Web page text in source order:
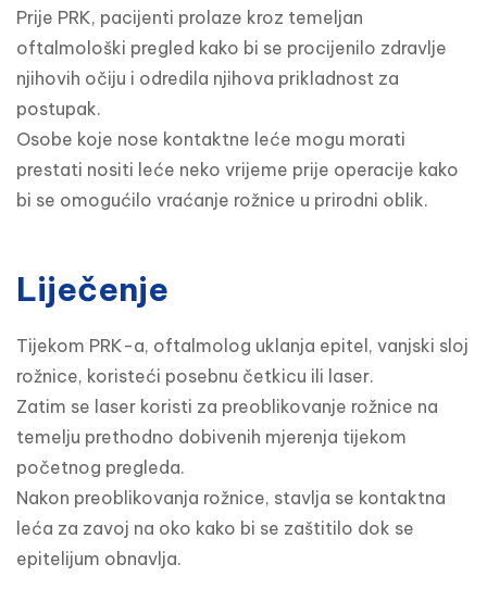
Prije PRK, pacijenti prolaze kroz temeljan
oftalmološki pregled kako bi se procijenilo zdravlje
njihovih očiju i odredila njihova prikladnost za
postupak.
Osobe koje nose kontaktne leće mogu morati
prestati nositi leće neko vrijeme prije operacije kako
bi se omogućilo vraćanje rožnice u prirodni oblik.
Liječenje
Tijekom PRK-a, oftalmolog uklanja epitel, vanjski sloj
rožnice, koristeći posebnu četkicu ili laser.
Zatim se laser koristi za preoblikovanje rožnice na
temelju prethodno dobivenih mjerenja tijekom
početnog pregleda.
Nakon preoblikovanja rožnice, stavlja se kontaktna
leća za zavoj na oko kako bi se zaštitilo dok se
epitelijum obnavlja.